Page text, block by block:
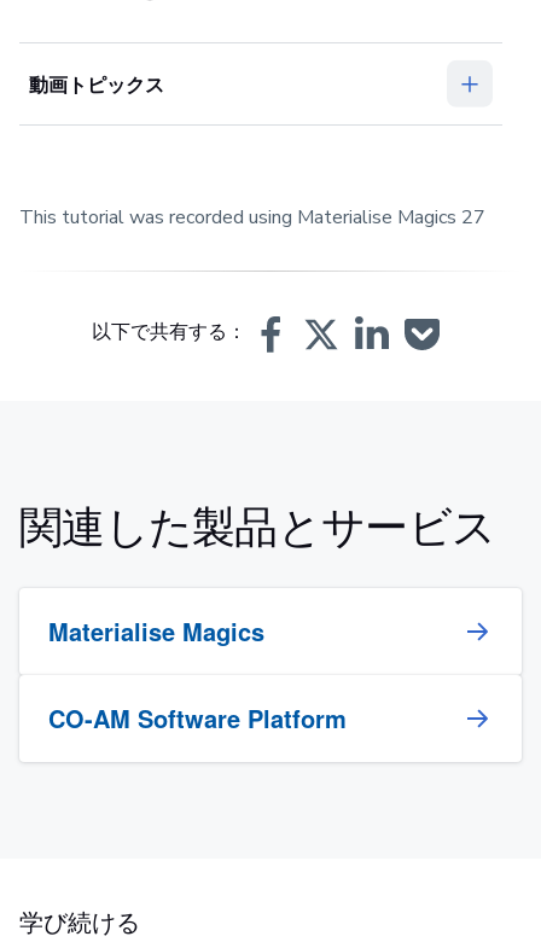
動画トピックス
This tutorial was recorded using Materialise Magics 27
以下で共有する：
関連した製品とサービス
Materialise Magics
CO-AM Software Platform
学び続ける